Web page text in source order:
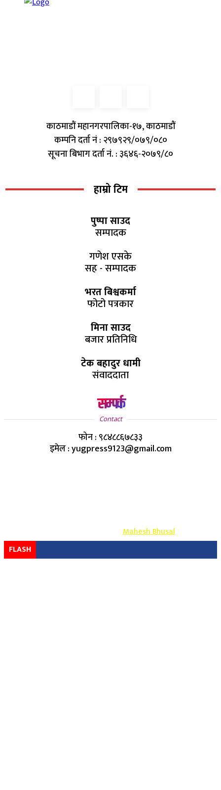
काठमाडौं महानगरपालिका-१७, काठमाडौं
कम्पनि दर्ता नं : २९७९२९/०७९/०८०
सूचना बिभाग दर्ता नं. : ३६४६-२०७९/८०
हाम्रो टिम
पुष्पा साउद
सम्पादक
गणेश एसके
सह - सम्पादक
भरत बिश्वकर्मा
फोटो पत्रकार
मिना साउद
बजार प्रतिनिधि
टेक बहादुर धामी
संवाददाता
सम्पर्क
Contact
फोन : ९८४८८६७८३३
इमेल : yugpress9123@gmail.com
Design & Develop By-Mahesh Bhusal
FLASH